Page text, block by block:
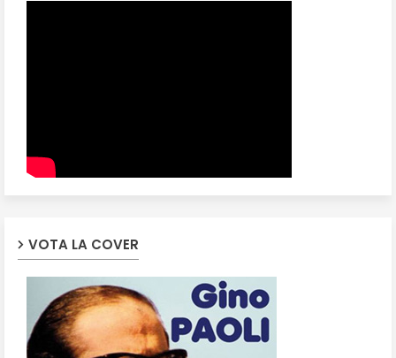
VOTA LA COVER